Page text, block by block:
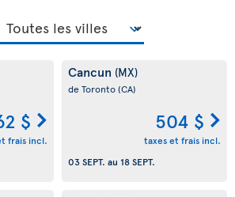
$
frais incl.
Cancun (MX)
de Toronto(CA)
504 $
taxes et frais incl.
03 SEPT. au 18 SEPT.